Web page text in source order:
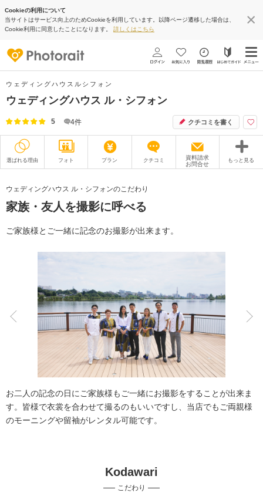
Cookieの利用について
当サイトはサービス向上のためCookieを利用しています。以降ページ遷移した場合は、
Cookie利用に同意したことになります。 詳しくはこちら
ウェディングハウスルシフォン
ウェディングハウス ル・シフォン
5 4件 クチコミを書く
選ばれる理由 フォト プラン クチコミ
資料請求
お問合せ
もっと見る
衣装
オプション ブログ
アクセス/TEL スタジオトップ
豊富なドレス 豊富なカラードレス
豊富な色打掛・着物
スタジオでの撮影
ウェディングハウス ル・シフォンのこだわり
家族・友人を撮影に呼べる
ご家族様とご一緒に記念のお撮影が出来ます。
お二人の記念の日にご家族様もご一緒にお撮影をすることが出来ま
す。皆様で衣裳を合わせて撮るのもいいですし、当店でもご両親様
のモーニングや留袖がレンタル可能です。
Kodawari
こだわり